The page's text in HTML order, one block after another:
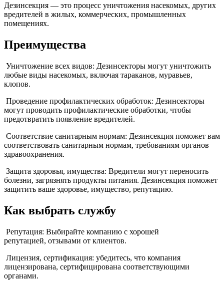
Дезинсекция — это процесс уничтожения насекомых, других
вредителей в жилых, коммерческих, промышленных
помещениях.
Преимущества
Уничтожение всех видов: Дезинсекторы могут уничтожить
любые виды насекомых, включая тараканов, муравьев,
клопов.
Проведение профилактических обработок: Дезинсекторы
могут проводить профилактические обработки, чтобы
предотвратить появление вредителей.
Соответствие санитарным нормам: Дезинсекция поможет вам
соответствовать санитарным нормам, требованиям органов
здравоохранения.
Защита здоровья, имущества: Вредители могут переносить
болезни, загрязнять продукты питания. Дезинсекция поможет
защитить ваше здоровье, имущество, репутацию.
Как выбрать службу
Репутация: Выбирайте компанию с хорошей
репутацией, отзывами от клиентов.
Лицензия, сертификация: убедитесь, что компания
лицензирована, сертифицирована соответствующими
органами.